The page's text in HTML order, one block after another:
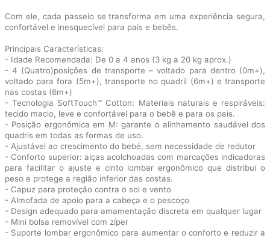
Com ele, cada passeio se transforma em uma experiência segura,
confortável e inesquecível para pais e bebês.
Principais Características:
- Idade Recomendada: De 0 a 4 anos (3 kg a 20 kg aprox.)
- 4 (Quatro)posições de transporte – voltado para dentro (0m+),
voltado para fora (5m+), transporte no quadril (6m+) e transporte
nas costas (6m+)
- Tecnologia SoftTouch™ Cotton: Materiais naturais e respiráveis:
tecido macio, leve e confortável para o bebê e para os pais.
- Posição ergonômica em M: garante o alinhamento saudável dos
quadris em todas as formas de uso.
- Ajustável ao crescimento do bebé, sem necessidade de redutor
- Conforto superior: alças acolchoadas com marcações indicadoras
para facilitar o ajuste e cinto lombar ergonômico que distribui o
peso e protege a região inferior das costas.
- Capuz para proteção contra o sol e vento
- Almofada de apoio para a cabeça e o pescoço
- Design adequado para amamentação discreta em qualquer lugar
- Mini bolsa removível com zíper
- Suporte lombar ergonômico para aumentar o conforto e reduzir a